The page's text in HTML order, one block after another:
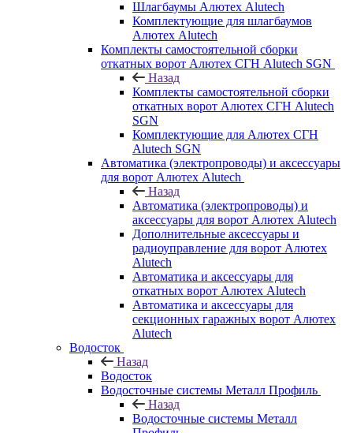
Шлагбаумы Алютех Alutech
Комплектующие для шлагбаумов
Алютех Alutech
Комплекты самостоятельной сборки
откатных ворот Алютех СГН Alutech SGN
Назад
Комплекты самостоятельной сборки
откатных ворот Алютех СГН Alutech
SGN
Комплектующие для Алютех СГН
Alutech SGN
Автоматика (электропроводы) и аксессуары
для ворот Алютех Alutech
Назад
Автоматика (электропроводы) и
аксессуары для ворот Алютех Alutech
Дополнительные аксессуары и
радиоуправление для ворот Алютех
Alutech
Автоматика и аксессуары для
откатных ворот Алютех Alutech
Автоматика и аксессуары для
секционных гаражных ворот Алютех
Alutech
Водосток
Назад
Водосток
Водосточные системы Металл Профиль
Назад
Водосточные системы Металл